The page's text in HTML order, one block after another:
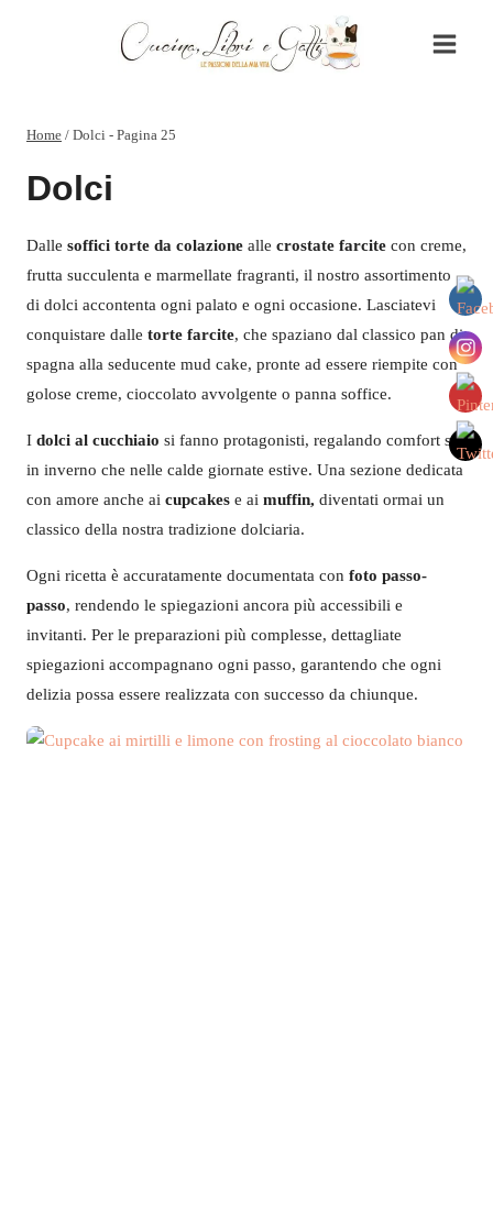
Home / Dolci - Pagina 25
Dolci
Dalle soffici torte da colazione alle crostate farcite con creme,
frutta succulenta e marmellate fragranti, il nostro assortimento
di dolci accontenta ogni palato e ogni occasione. Lasciatevi
conquistare dalle torte farcite, che spaziano dal classico pan di
spagna alla seducente mud cake, pronte ad essere riempite con
golose creme, cioccolato avvolgente o panna soffice.
I dolci al cucchiaio si fanno protagonisti, regalando comfort sia
in inverno che nelle calde giornate estive. Una sezione dedicata
con amore anche ai cupcakes e ai muffin, diventati ormai un
classico della nostra tradizione dolciaria.
Ogni ricetta è accuratamente documentata con foto passo-
passo, rendendo le spiegazioni ancora più accessibili e
invitanti. Per le preparazioni più complesse, dettagliate
spiegazioni accompagnano ogni passo, garantendo che ogni
delizia possa essere realizzata con successo da chiunque.